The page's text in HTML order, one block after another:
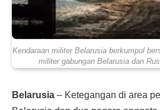
Kendaraan militer Belarusia berkumpul
militer gabungan Belarusia dan
Belarusia – Ketegangan di area